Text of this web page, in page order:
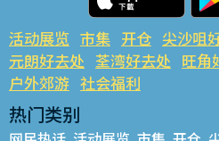
活动展览 市集 开仓 尖沙咀
元朗好去处 荃湾好去处 旺角
户外郊游 社会福利
热门类别